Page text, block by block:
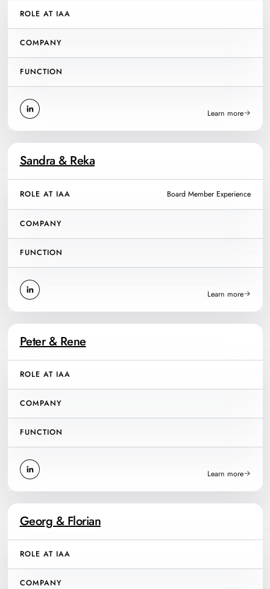
ROLE AT IAA
COMPANY
FUNCTION
Learn more
Sandra & Reka
ROLE AT IAA Board Member Experience
COMPANY
FUNCTION
Learn more
Peter & Rene
ROLE AT IAA
COMPANY
FUNCTION
Learn more
Georg & Florian
ROLE AT IAA
COMPANY